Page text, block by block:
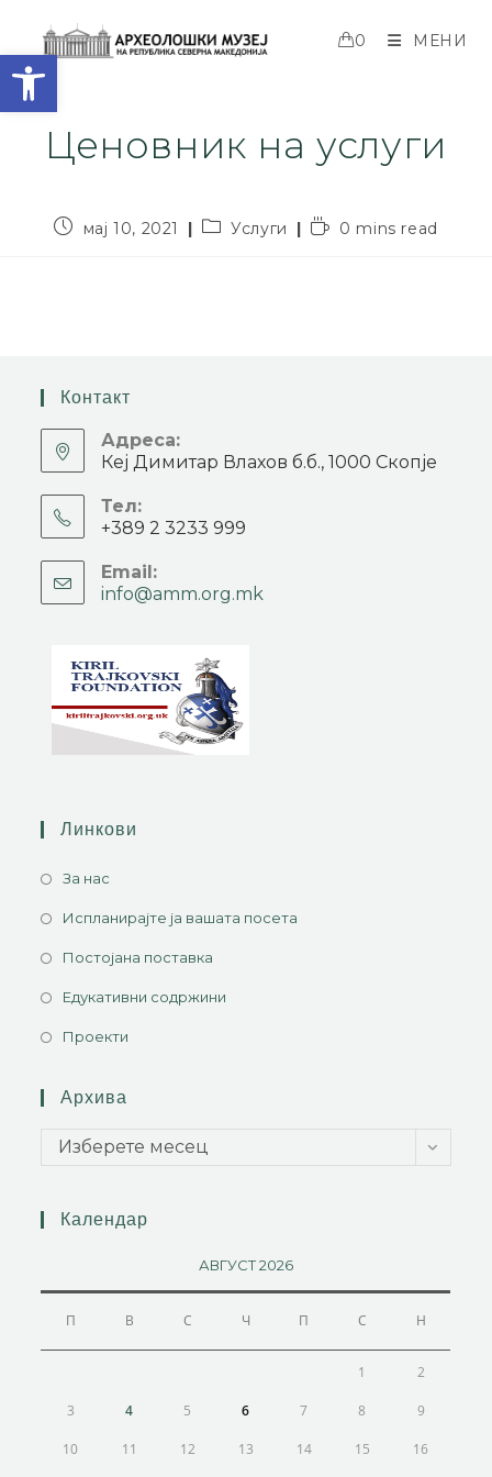
Open toolbar
0 МЕНИ
Ценовник на услуги
мај 10, 2021 Услуги 0 mins read
Контакт
Адреса:
Кеј Димитар Влахов б.б., 1000 Скопје
Тел:
+389 2 3233 999
Email:
info@amm.org.mk
Линкови
За нас
Испланирајте ја вашата посета
Постојана поставка
Едукативни содржини
Проекти
Архива
Изберете месец
Календар
АВГУСТ 2026
П В С Ч П С Н
1 2
3 4 5 6 7 8 9
10 11 12 13 14 15 16